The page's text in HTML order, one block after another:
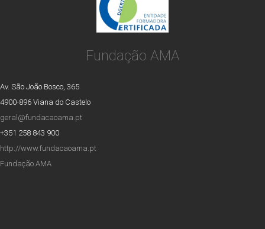
Fundação AMA
Av. São João Bosco, 365
4900-896 Viana do Castelo
geral@fundacaoama.pt
+351 258 843 900
http://www.fundacaoama.pt
Fundação AMA